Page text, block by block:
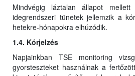
Mindvégig láztalan állapot mellett
idegrendszeri tünetek jellemzik a
hetekre-hónapokra elhúzódik.
1.4. Kórjelzés
Napjainkban TSE monitoring
gyorsteszteket használnak a